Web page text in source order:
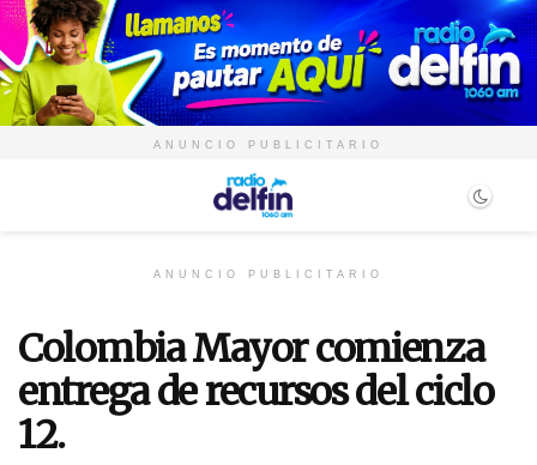
ANUNCIO PUBLICITARIO
ANUNCIO PUBLICITARIO
Colombia Mayor comienza
entrega de recursos del ciclo
12.